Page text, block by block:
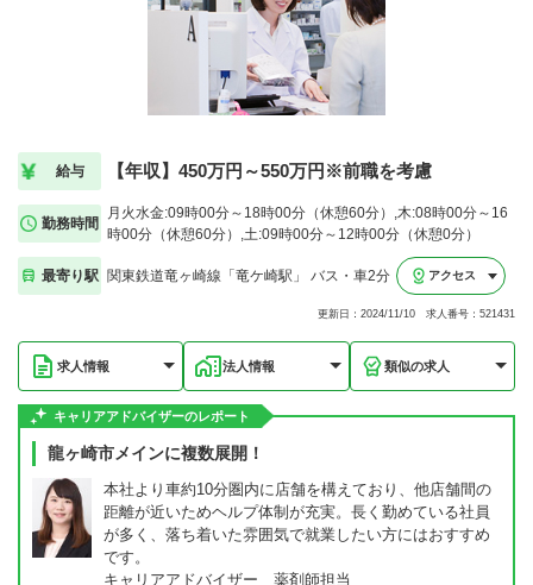
給与 【年収】450万円～550万円※前職を考慮
勤務時間
月火水金:09時00分～18時00分（休憩60分）,木:08時00分～16
時00分（休憩60分）,土:09時00分～12時00分（休憩0分）
最寄り駅 関東鉄道竜ヶ崎線「竜ケ崎駅」 バス・車2分 アクセス
更新日：2024/11/10 求人番号：521431
求人情報 法人情報 類似の求人
キャリアアドバイザーのレポート
龍ヶ崎市メインに複数展開！
本社より車約10分圏内に店舗を構えており、他店舗間の
距離が近いためヘルプ体制が充実。長く勤めている社員
が多く、落ち着いた雰囲気で就業したい方にはおすすめ
です。
キャリアアドバイザー 薬剤師担当